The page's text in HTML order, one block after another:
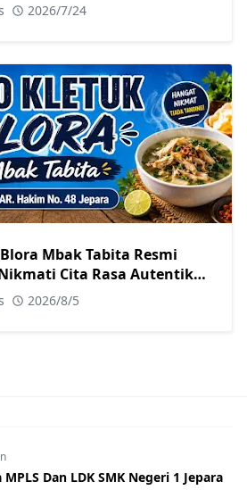
2026/7/24
Mbak Tabita Resmi
Cita Rasa Autentik
2026/8/5
Dan LDK SMK Negeri 1 Jepara